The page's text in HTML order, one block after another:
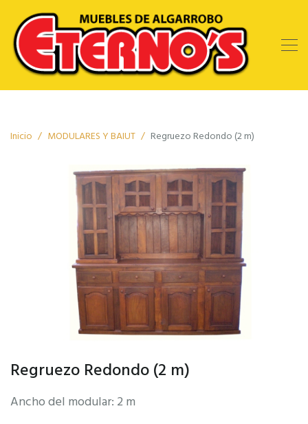
Inicio MODULARES Y BAIUT Regruezo Redondo (2 m)
Regruezo Redondo (2 m)
Ancho del modular: 2 m